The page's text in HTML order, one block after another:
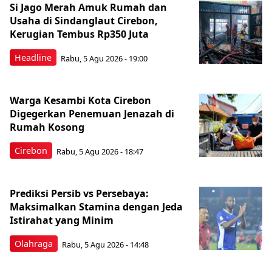
Headline
Si Jago Merah Amuk Rumah dan
Usaha di Sindanglaut Cirebon,
Kerugian Tembus Rp350 Juta
Rabu, 5 Agu 2026 - 19:00
Cirebon
Warga Kesambi Kota Cirebon
Digegerkan Penemuan Jenazah di
Rumah Kosong
Rabu, 5 Agu 2026 - 18:47
Olahraga
Prediksi Persib vs Persebaya:
Maksimalkan Stamina dengan Jeda
Istirahat yang Minim
Rabu, 5 Agu 2026 - 14:48